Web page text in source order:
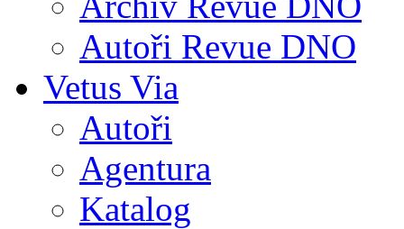
Autoři Revue DNO
Vetus Via
Autoři
Agentura
Katalog